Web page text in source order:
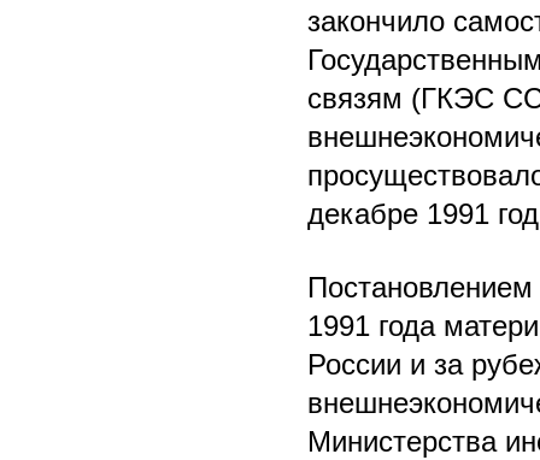
закончило
связям (ГКЭС
декабре 1991
1991 года
России и за
Министерства